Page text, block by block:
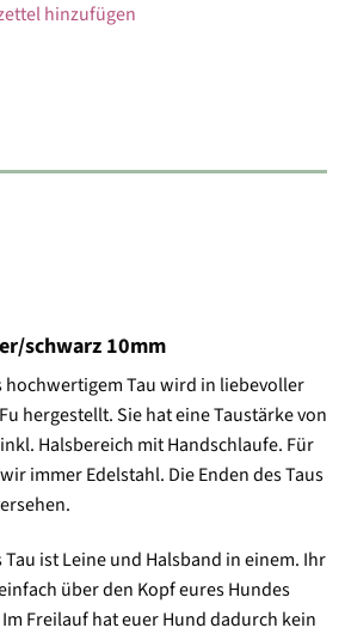
hinzufügen
schwarz 10mm
hochwertigem Tau wird in liebevoller
hergestellt. Sie hat eine Taustärke von
Halsbereich mit Handschlaufe. Für
immer Edelstahl. Die Enden des Taus
ist Leine und Halsband in einem. Ihr
über den Kopf eures Hundes
Freilauf hat euer Hund dadurch kein